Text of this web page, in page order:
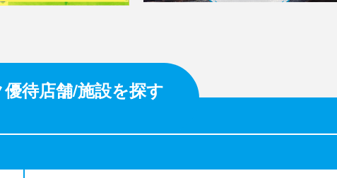
待店舗/施設を探す